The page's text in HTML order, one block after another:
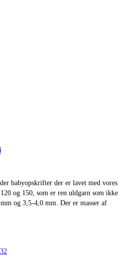
babyopskrifter der er lavet med vores
og 150, som er ren uldgarn som ikke
og 3,5-4,0 mm. Der er masser af